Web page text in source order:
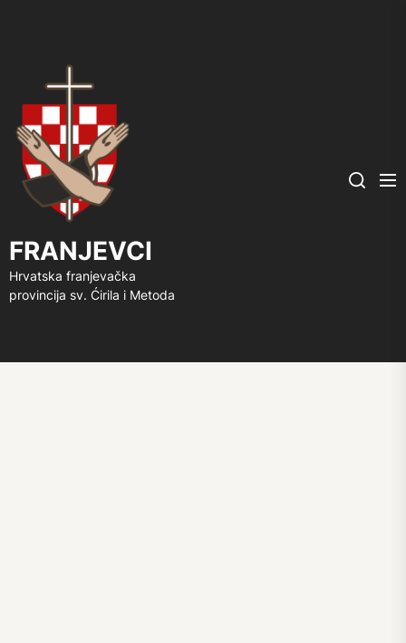
FRANJEVCI
Hrvatska franjevačka
provincija sv. Ćirila i Metoda
Search